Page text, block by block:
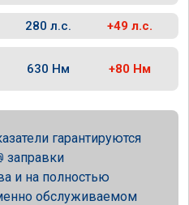
280 л.с. +49 л.с.
630 Нм +80 Нм
гарантируются
заправки
и на полностью
обслуживаемом